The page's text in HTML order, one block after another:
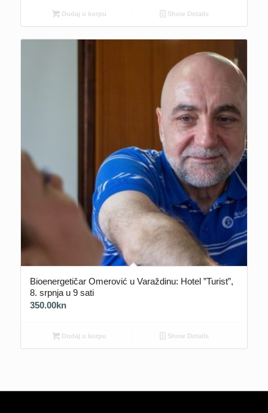
Dodaj u korpu Show Details
Bioenergetičar Omerović u Varaždinu: Hotel ”Turist”,
8. srpnja u 9 sati
350.00kn
Dodaj u korpu Show Details